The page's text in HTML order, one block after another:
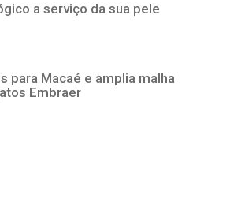
a serviço da sua pele
para Macaé e amplia malha
Embraer